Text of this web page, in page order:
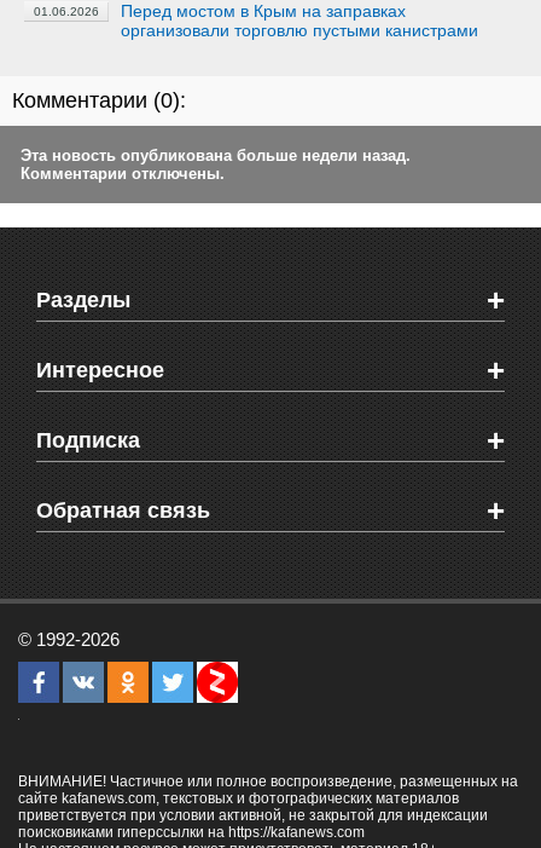
01.06.2026
Перед мостом в Крым на заправках
организовали торговлю пустыми канистрами
Комментарии (0):
Эта новость опубликована больше недели назад.
Комментарии отключены.
Разделы +
Новости Феодосии
Новости Крыма
Мировые новости
Объявления
Здоровье
СМС мнения читателей
Интересное +
Видео о Феодосии
Веб-камеры Феодосии
Блоги феодосийцев
Школы Феодосии
Подписка +
Печатная версия газеты "Кафа"
RSS
Обратная связь +
Рекламодателям
Контактная информация
© 1992-2026
ВНИМАНИЕ! Частичное или полное воспроизведение, размещенных на
сайте kafanews.com, текстовых и фотографических материалов
приветствуется при условии активной, не закрытой для индексации
поисковиками гиперссылки на https://kafanews.com